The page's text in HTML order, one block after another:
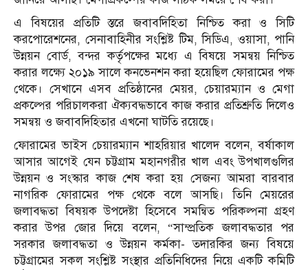
এ বিষয়ের প্রতিটি স্তরে জবাবদিহিতা নিশ্চিত করা ও সিটি
করপোরেশনের, সেনাবাহিনীর সংশ্লিষ্ট টিম, সিডিএ, ওয়াসা, পানি
উন্নয়ন বোর্ড, বন্দর কর্তৃপক্ষের মধ্যে এ বিষয়ে সমন্বয় নিশ্চিত
করার লক্ষ্যে ২০১৯ সালে কনভেনশন করা হয়েছিল ফোরামের পক্ষ
থেকে। সেখানে এসব প্রতিষ্ঠানের মেয়র, চেয়ারম্যান ও মেগা
প্রকল্পের পরিচালকরা ঐক্যবদ্ধভাবে কাজ করার প্রতিশ্রুতি দিলেও
সমন্বয় ও জবাবদিহিতার এখনো ঘাটতি রয়েছে।
ফোরামের ভাইস চেয়ারম্যান শাহরিয়ার খালেদ বলেন, বর্ষাকাল
আসার আগেই যেন চট্টগ্রাম মহানগরীর খাল এবং উপখালগুলির
উন্নয়ন ও সংস্কার কাজ শেষ করা হয় সেজন্য আমরা বারবার
নাগরিক ফোরামের পক্ষ থেকে বলে আসছি। তিনি মেয়রের
জলাবদ্ধতা বিষয়ক উপদেষ্টা হিসেবে সমন্বিত পরিকল্পনা গ্রহণ
করার উপর জোর দিয়ে বলেন, “সাম্প্রতিক জলাবদ্ধতার পর
সরকার জলাবদ্ধতা ও উন্নয়ন কর্মকা- তদারকির জন্য বিষয়ে
চট্টগ্রামের সকল সংশ্লিষ্ট সংস্থার প্রতিনিধিদের নিয়ে একটি কমিটি